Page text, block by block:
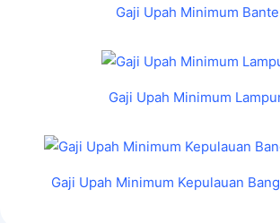
Gaji Upah Minimum
Gaji Upah Minimum
Gaji Upah Minimum Kepulauan